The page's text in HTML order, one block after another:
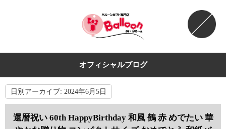
オフィシャルブログ
日別アーカイブ: 2024年6月5日
還暦祝い 60th HappyBirthday 和風 鶴 赤 めでたい 華